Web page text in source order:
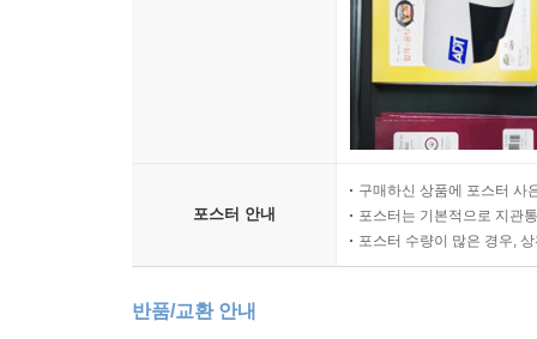
포스터 안내
구매하신 상품에 포스터 사
포스터는 기본적으로 지관
포스터 수량이 많은 경우,
반품/교환 안내